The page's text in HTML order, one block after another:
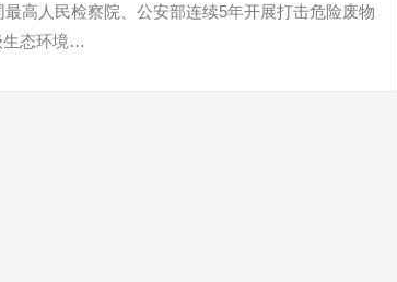
高人民检察院、公安部连续5年开展打击危险废物
生态环境…